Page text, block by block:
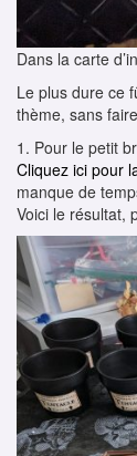
Dans la carte
Le plus dure ce
thème, sans
1. Pour le petit
Cliquez ici pour
manque de
Voici le résultat,